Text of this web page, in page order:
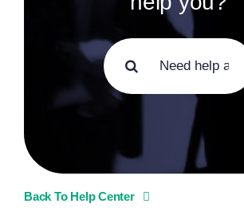
Zoeken
naar:
Back To Help Center